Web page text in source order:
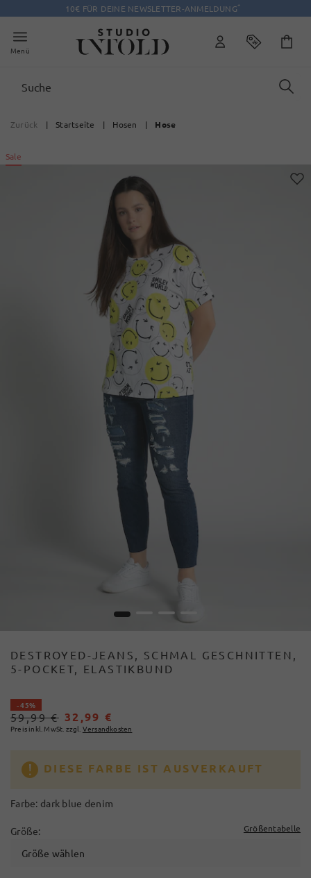
10€ FÜR DEINE NEWSLETTER-ANMELDUNG*
Menü
Zurück | Startseite | Hosen | Hose
Sale
1
DESTROYED-JEANS, SCHMAL GESCHNITTEN,
5-POCKET, ELASTIKBUND
- 45%
59,99 € 32,99 €
Preis inkl. MwSt. zzgl. Versandkosten
DIESE FARBE IST AUSVERKAUFT
Farbe: dark blue denim
Größe: Größentabelle
Größe wählen